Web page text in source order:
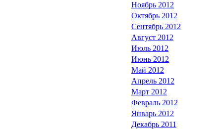
Ноябрь 2012
Октябрь 2012
Сентябрь 2012
Август 2012
Июль 2012
Июнь 2012
Май 2012
Апрель 2012
Март 2012
Февраль 2012
Январь 2012
Декабрь 2011